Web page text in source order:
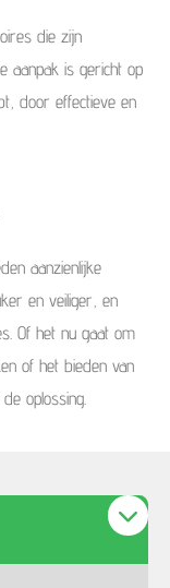
die zijn
aanpak is gericht op
door effectieve en
aanzienlijke
en veiliger, en
Of het nu gaat om
of het bieden van
oplossing.